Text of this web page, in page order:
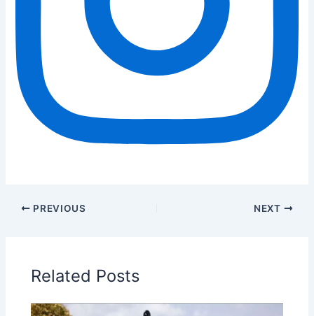
PREVIOUS NEXT
Related Posts